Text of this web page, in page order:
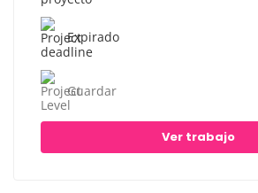
Expirado
Guardar
Ver trabajo